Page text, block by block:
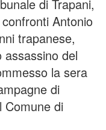
di Trapani,
Antonio
trapanese,
del
la sera
di
Comune di